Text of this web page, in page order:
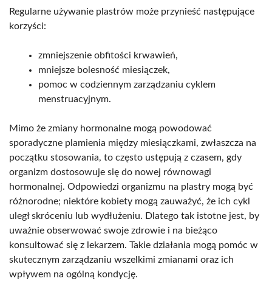
Regularne używanie plastrów może przynieść następujące
korzyści:
zmniejszenie obfitości krwawień,
mniejsze bolesność miesiączek,
pomoc w codziennym zarządzaniu cyklem
menstruacyjnym.
Mimo że zmiany hormonalne mogą powodować
sporadyczne plamienia między miesiączkami, zwłaszcza na
początku stosowania, to często ustępują z czasem, gdy
organizm dostosowuje się do nowej równowagi
hormonalnej. Odpowiedzi organizmu na plastry mogą być
różnorodne; niektóre kobiety mogą zauważyć, że ich cykl
uległ skróceniu lub wydłużeniu. Dlatego tak istotne jest, by
uważnie obserwować swoje zdrowie i na bieżąco
konsultować się z lekarzem. Takie działania mogą pomóc w
skutecznym zarządzaniu wszelkimi zmianami oraz ich
wpływem na ogólną kondycję.